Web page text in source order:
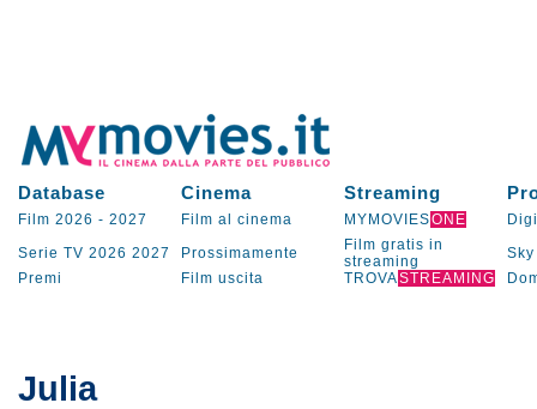
Database Cinema Streaming
Film 2026 - 2027 Film al cinema MYMOVIESONE
Serie TV 2026 2027 Prossimamente
Film gratis in
streaming
Sky
Premi
Film uscita TROVASTREAMING
Julia